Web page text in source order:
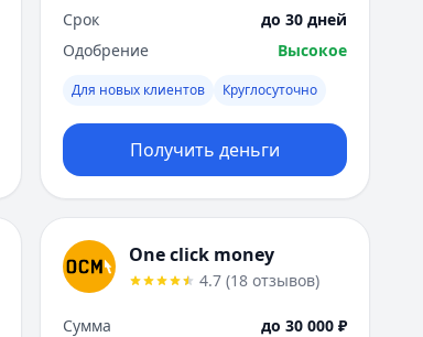
Срок
до 30 дней
Одобрение
Высокое
Для новых клиентов Круглосуточно
Получить деньги
One click money
4.7 (18 отзывов)
Сумма
до 30 000 ₽